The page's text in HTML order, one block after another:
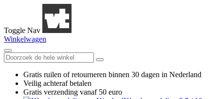
Toggle Nav
Winkelwagen
Gratis ruilen of retourneren binnen 30 dagen in Nederland
Veilig achteraf betalen
Gratis verzending vanaf 50 euro